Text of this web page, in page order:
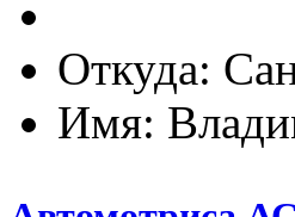
Откуда:
Имя: